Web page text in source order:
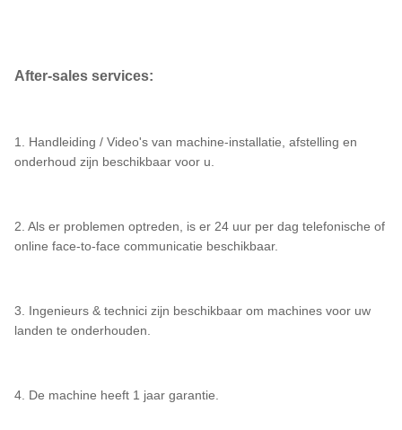
After-sales services:
1. Handleiding / Video's van machine-installatie, afstelling en
onderhoud zijn beschikbaar voor u.
2. Als er problemen optreden, is er 24 uur per dag telefonische of
online face-to-face communicatie beschikbaar.
3. Ingenieurs & technici zijn beschikbaar om machines voor uw
landen te onderhouden.
4. De machine heeft 1 jaar garantie.